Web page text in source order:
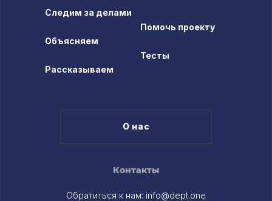
Контакты
Обратиться к нам: info@dept.one
Следим за делами
Объясняем
Рассказываем
Помочь проекту
Тесты
О нас